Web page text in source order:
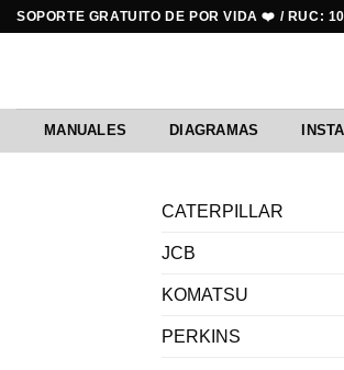
Saltar
SOPORTE GRATUITO DE POR VIDA ❤️ / RUC:
MANUALES DIAGRAMAS
CATERPILLAR
JCB
KOMATSU
PERKINS